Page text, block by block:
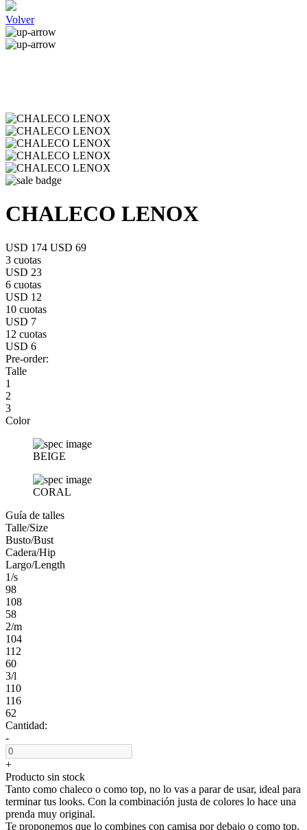
Volver
CHALECO LENOX
USD 174 USD 69
3 cuotas
USD 23
6 cuotas
USD 12
10 cuotas
USD 7
12 cuotas
USD 6
Pre-order:
Talle
1
2
3
Color
BEIGE
CORAL
Guía de talles
Talle/Size
Busto/Bust
Cadera/Hip
Largo/Length
1/s
98
108
58
2/m
104
112
60
3/l
110
116
62
Cantidad:
-
+
Producto sin stock
Tanto como chaleco o como top, no lo vas a parar de usar, ideal para
terminar tus looks. Con la combinación justa de colores lo hace una
prenda muy original.
Te proponemos que lo combines con camisa por debajo o como top,